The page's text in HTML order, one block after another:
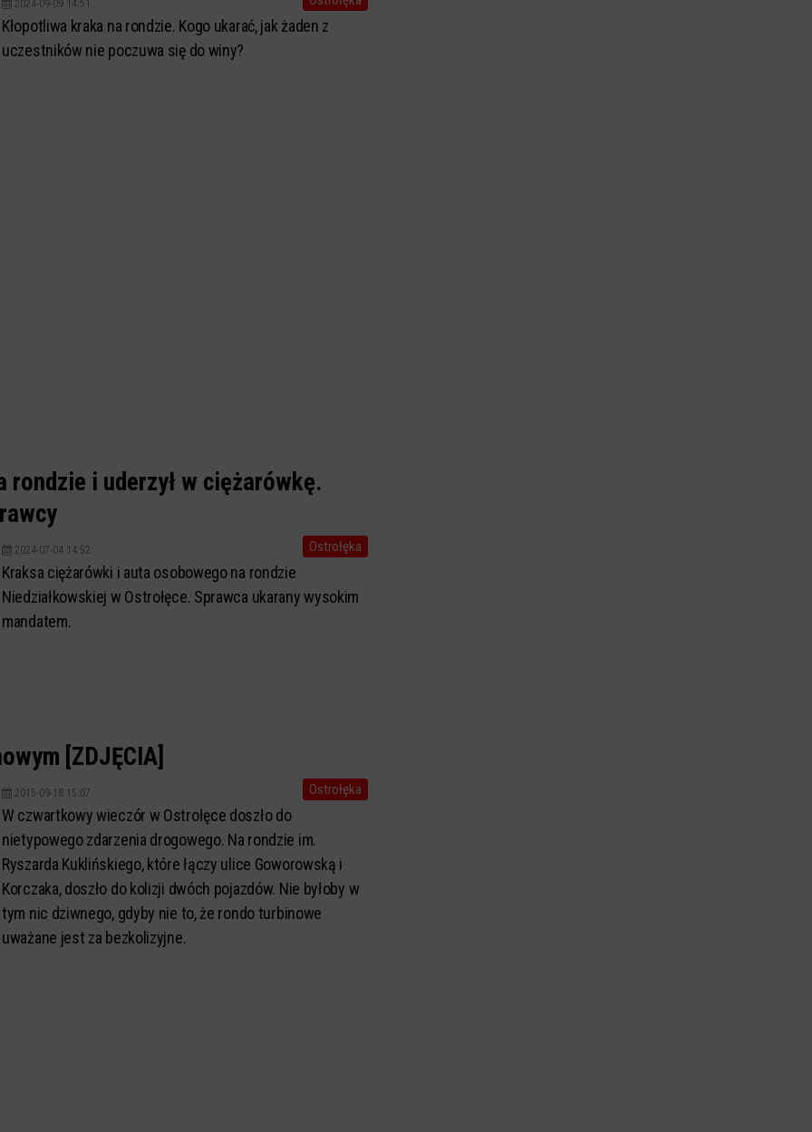
2024-09-09 14:51
Kłopotliwa kraka na rondzie. Kogo ukarać, jak żaden z
uczestników nie poczuwa się do winy?
rondzie i uderzył w ciężarówkę.
Ostrołęka
2024-07-04 14:52
Kraksa ciężarówki i auta osobowego na rondzie
Niedziałkowskiej w Ostrołęce. Sprawca ukarany wysokim
mandatem.
[ZDJĘCIA]
Ostrołęka
2015-09-18 15:07
W czwartkowy wieczór w Ostrołęce doszło do
nietypowego zdarzenia drogowego. Na rondzie im.
Ryszarda Kuklińskiego, które łączy ulice Goworowską i
Korczaka, doszło do kolizji dwóch pojazdów. Nie byłoby w
tym nic dziwnego, gdyby nie to, że rondo turbinowe
uważane jest za bezkolizyjne.